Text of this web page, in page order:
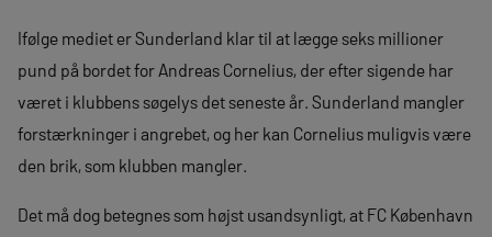
Ifølge mediet er Sunderland klar til at lægge seks millioner
pund på bordet for Andreas Cornelius, der efter sigende har
været i klubbens søgelys det seneste år. Sunderland mangler
forstærkninger i angrebet, og her kan Cornelius muligvis være
den brik, som klubben mangler.
Det må dog betegnes som højst usandsynligt, at FC København